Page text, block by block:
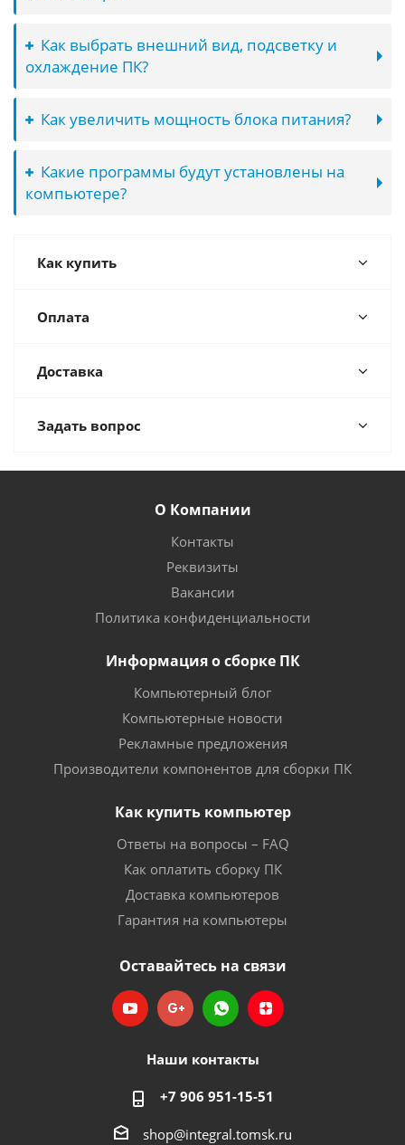
Как выбрать внешний вид, подсветку и
охлаждение ПК?
Как увеличить мощность блока питания?
Какие программы будут установлены на
компьютере?
Как купить
Оплата
Доставка
Задать вопрос
О Компании
Контакты
Реквизиты
Вакансии
Политика конфиденциальности
Информация о сборке ПК
Компьютерный блог
Компьютерные новости
Рекламные предложения
Производители компонентов для сборки ПК
Как купить компьютер
Ответы на вопросы – FAQ
Как оплатить сборку ПК
Доставка компьютеров
Гарантия на компьютеры
Оставайтесь на связи
Наши контакты
+7 906 951-15-51
shop@integral.tomsk.ru